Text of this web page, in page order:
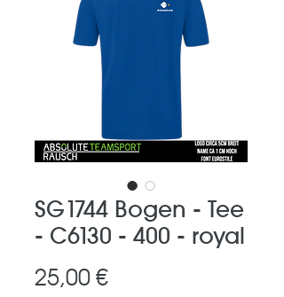
SG1744 Bogen - Tee
- C6130 - 400 - royal
25,00 €Preis